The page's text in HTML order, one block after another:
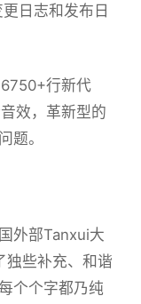
日志和发布日
行新代
效，革新型的
题。
外部Tanxui大
独些补充、和谐
个个字都乃纯